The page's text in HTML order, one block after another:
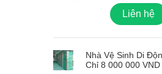
Liên hệ
Nhà Vệ Sinh Di
Chỉ 8 000 000 VND